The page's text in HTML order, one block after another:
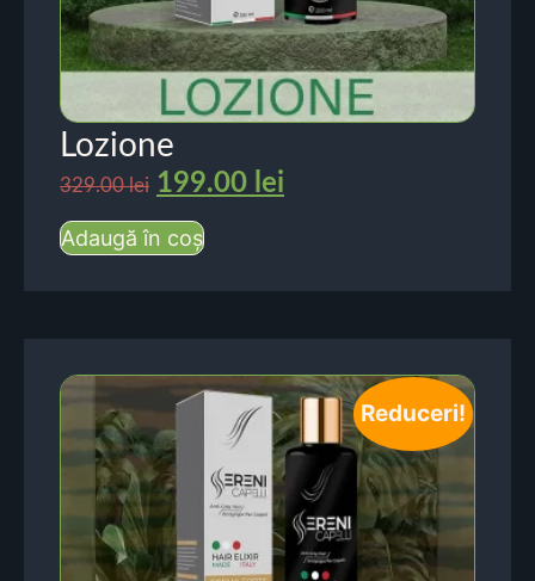
Lozione
329.00lei 199.00 lei
Adaugă în coș
Reduceri!